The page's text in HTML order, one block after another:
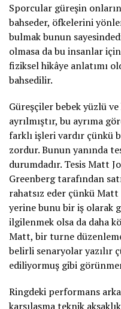
Sporcular güreşin
bahseder, öfkelerini
bulmak bunun
olmasa da bu insanlar
fiziksel hikâye anlatımı
bahsedilir.
Güreşçiler bebek yüzlü
ayrılmıştır, bu ayrıma
farklı işleri vardır çünkü
zordur. Bunun yanında
durumdadır. Tesis Matt
Greenberg tarafından
rahatsız eder çünkü
yerine bunu bir iş olarak
ilgilenmek olsa da daha
Matt, bir turne
belirli senaryolar yazılır
ediliyormuş gibi
Ringdeki performans
karşılaşma teknik